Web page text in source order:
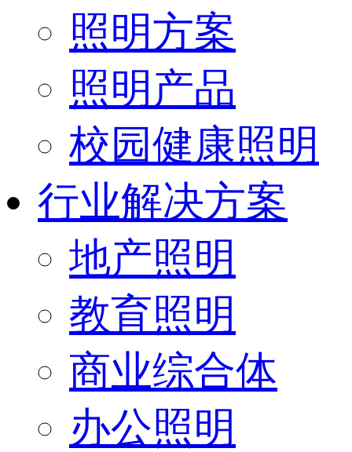
照明方案
照明产品
校园健康照明
行业解决方案
地产照明
教育照明
商业综合体
办公照明